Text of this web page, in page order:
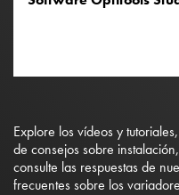
Explore los vídeos y
de consejos sobre
consulte las respuestas de
frecuentes sobre los